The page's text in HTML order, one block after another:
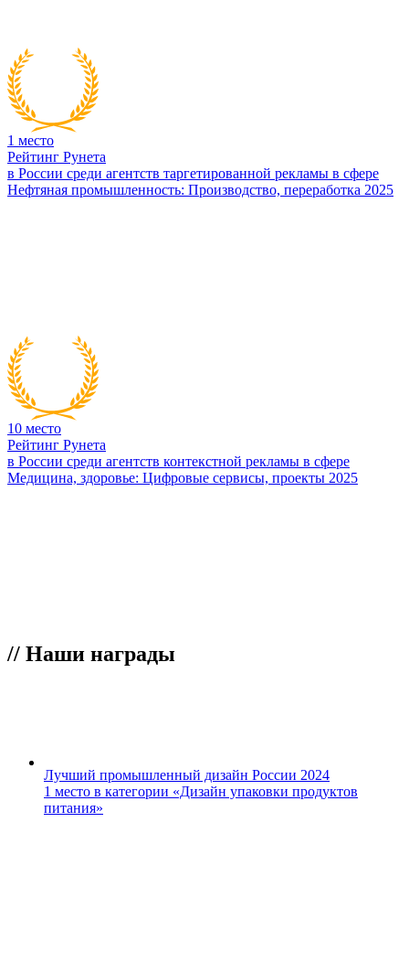
1 место
Рейтинг Рунета
в России среди агентств таргетированной рекламы в сфере
Нефтяная промышленность: Производство, переработка 2025
10 место
Рейтинг Рунета
в России среди агентств контекстной рекламы в сфере
Медицина, здоровье: Цифровые сервисы, проекты 2025
// Наши награды
Лучший промышленный дизайн России 2024
1 место в категории «Дизайн упаковки продуктов
питания»